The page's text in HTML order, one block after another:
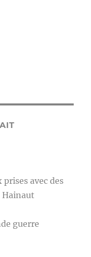
avec des
Hainaut
guerre